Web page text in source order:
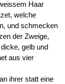
Haar
welche
und schmecken
der Zweige,
gelb und
aus vier
ihrer statt eine